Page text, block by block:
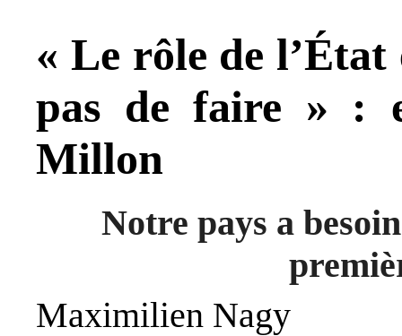
« Le rôle de
pas de faire » :
Millon
Notre pays a
Maximilien Nagy